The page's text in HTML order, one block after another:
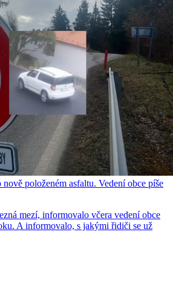
položeném asfaltu. Vedení obce píše
mezí, informovalo včera vedení obce
A informovalo, s jakými řidiči se už